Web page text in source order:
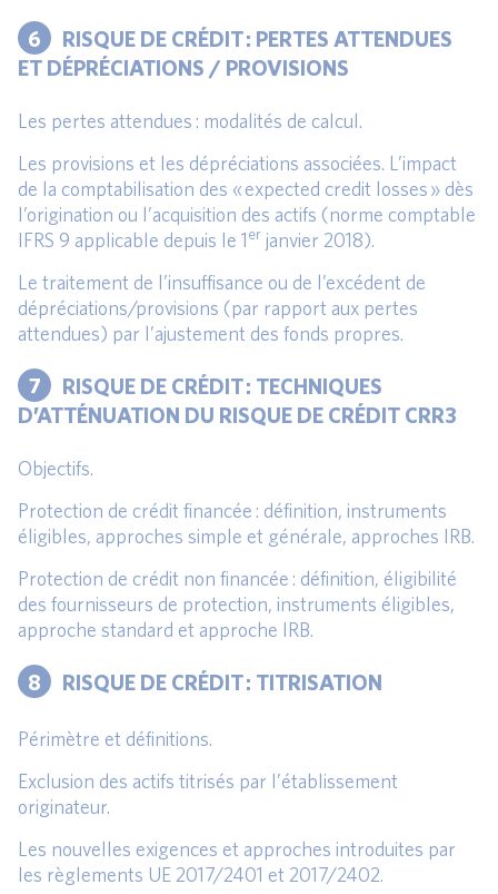
6
RISQUE DE CRÉDIT : PERTES ATTENDUES
ET DÉPRÉCIATIONS / PROVISIONS
Les pertes attendues : modalités de calcul.
Les provisions et les dépréciations associées. L’impact
de la comptabilisation des « expected credit losses » dès
l’origination ou l’acquisition des actifs (norme comptable
IFRS 9 applicable depuis le 1er janvier 2018).
Le traitement de l’insuffisance ou de l’excédent de
dépréciations/provisions (par rapport aux pertes
attendues) par l’ajustement des fonds propres.
7
RISQUE DE CRÉDIT : TECHNIQUES
D’ATTÉNUATION DU RISQUE DE CRÉDIT CRR3
Objectifs.
Protection de crédit financée : définition, instruments
éligibles, approches simple et générale, approches IRB.
Protection de crédit non financée : définition, éligibilité
des fournisseurs de protection, instruments éligibles,
approche standard et approche IRB.
8 RISQUE DE CRÉDIT : TITRISATION
Périmètre et définitions.
Exclusion des actifs titrisés par l’établissement
originateur.
Les nouvelles exigences et approches introduites par
les règlements UE 2017/2401 et 2017/2402.